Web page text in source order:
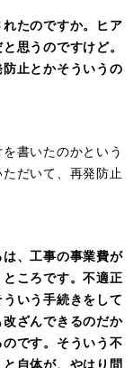
たのですか。ヒア
思うのですけど。
止とかそういうの
書いたのかという
だいて、再発防止
、工事の事業費が
ころです。不適正
いう手続きをして
ざんできるのだか
です。そういう不
自体が、やはり問